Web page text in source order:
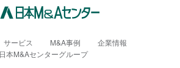
サービス M&A事例
企業情報
日本M&Aセンターグループ